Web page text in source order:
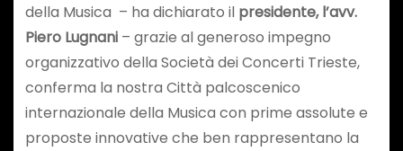
della Musica – ha dichiarato il presidente, l’avv.
Piero Lugnani – grazie al generoso impegno
organizzativo della Società dei Concerti Trieste,
conferma la nostra Città palcoscenico
internazionale della Musica con prime assolute e
proposte innovative che ben rappresentano la